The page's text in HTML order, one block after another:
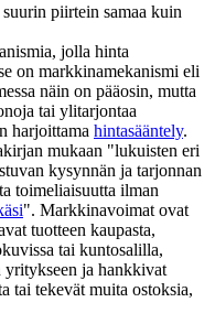
piirtein samaa kuin
jolla hinta
on markkinamekanismi eli
näin on pääosin, mutta
tai ylitarjontaa
harjoittama hintasääntely.
mukaan "lukuisten eri
kysynnän ja tarjonnan
toimeliaisuutta ilman
". Markkinavoimat ovat
tuotteen kaupasta,
tai kuntosalilla,
yritykseen ja hankkivat
tai tekevät muita ostoksia,